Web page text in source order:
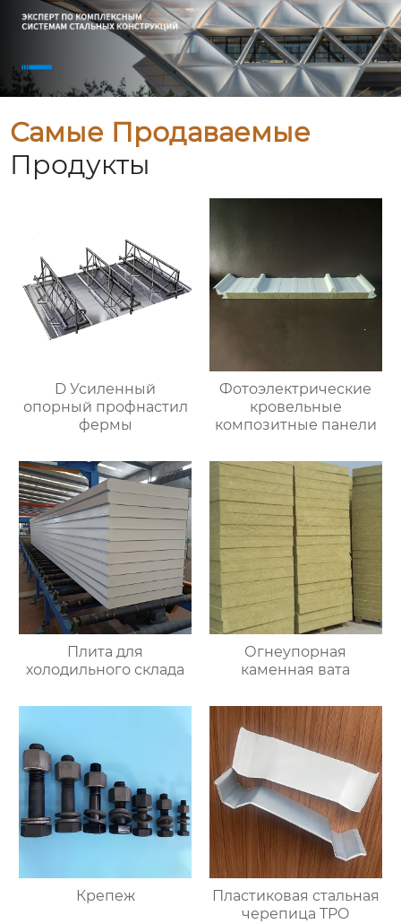
Самые Продаваемые
Продукты
D Усиленный
опорный профнастил
фермы
Фотоэлектрические
кровельные
композитные панели
Плита для
холодильного склада
Огнеупорная
каменная вата
Крепеж
Пластиковая стальная
черепица TPO